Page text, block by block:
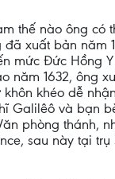
thế nào ông
xuất bản năm
mức Đức Hồng
năm 1632, ông
khéo dễ
Galilêô và bạn
phòng thánh,
sau này tại